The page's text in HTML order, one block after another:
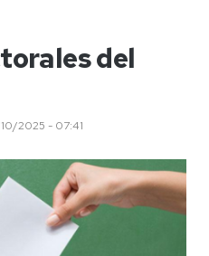
del
2025 - 07:41